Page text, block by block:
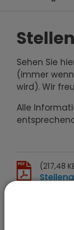
Sehen Sie
(immer
wird). Wir
Alle
(217,48